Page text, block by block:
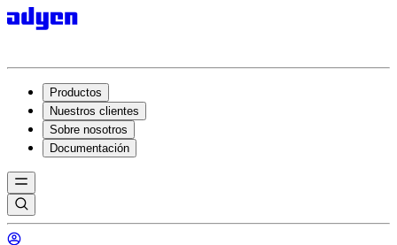
Productos
Nuestros clientes
Sobre nosotros
Documentación